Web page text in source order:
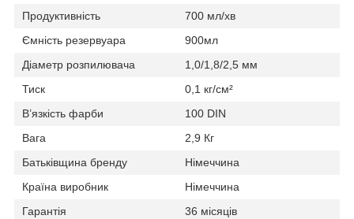
Продуктивність
700 мл/хв
Ємність резервуара
900мл
Діаметр розпилювача
1,0/1,8/2,5 мм
Тиск
0,1 кг/см²
В’язкість фарби
100 DIN
Вага
2,9 Кг
Батьківщина бренду
Німеччина
Країна виробник
Німеччина
Гарантія
36 місяців